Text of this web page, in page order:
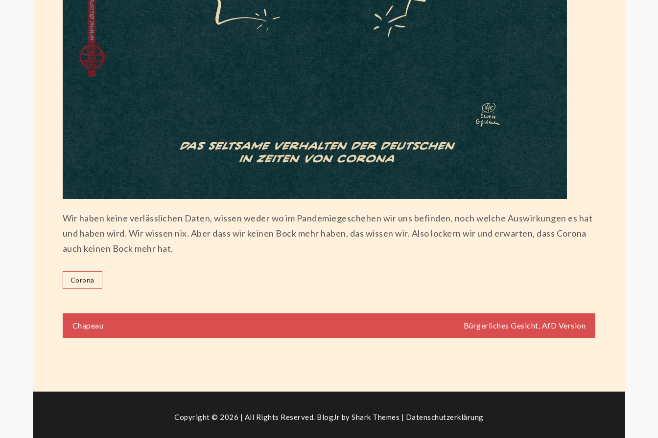
Wir haben keine verlässlichen Daten, wissen weder wo im Pandemiegeschehen wir uns befinden, noch welche Auswirkungen es hat
und haben wird. Wir wissen nix. Aber dass wir keinen Bock mehr haben, das wissen wir. Also lockern wir und erwarten, dass Corona
auch keinen Bock mehr hat.
Corona
Beitragsnavigation
Chapeau Bürgerliches Gesicht, AfD Version
Copyright © 2026 | All Rights Reserved. BlogJr byShark Themes | Datenschutzerklärung